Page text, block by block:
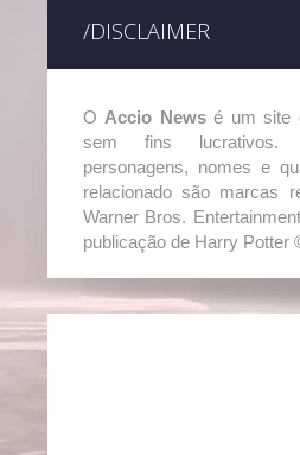
/DISCLAIMER
O Accio Newsé um site
sem fins lucrativos.
personagens, nomes e
relacionado são marcas
Warner Bros.
publicação de Harry Potter